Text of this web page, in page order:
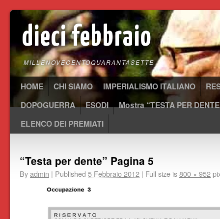
dieci febbraio
MILLENOVECENTOQUARANTASETTE
HOME CHI SIAMO IMPERIALISMO ITALIANO
DOPOGUERRA
ESODI
Mostra “TESTA PER
ELENCO DEI PREMIATI
“Testa per dente” Pagina 5
Byadmin | Published 5 Febbraio 2012 | Full size is800 × 952